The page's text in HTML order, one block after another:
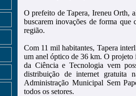
O prefeito de Tapera, Ireneu Orth,
buscarem inovações de forma
região.
Com 11 mil habitantes, Tapera
um anel óptico de 36 km. O projeto
da Ciência e Tecnologia vem
distribuição de internet gratuita
Administração Municipal Sem
todos os setores.